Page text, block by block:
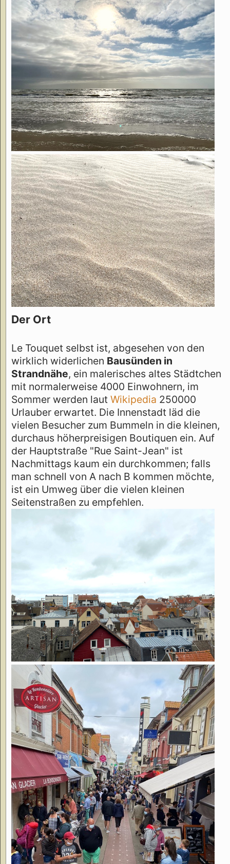
Der Ort
Le Touquet selbst ist, abgesehen von den
wirklich widerlichen Bausünden in
Strandnähe, ein malerisches altes Städtchen
mit normalerweise 4000 Einwohnern, im
Sommer werden laut Wikipedia 250000
Urlauber erwartet. Die Innenstadt läd die
vielen Besucher zum Bummeln in die kleinen,
durchaus höherpreisigen Boutiquen ein. Auf
der Hauptstraße "Rue Saint-Jean" ist
Nachmittags kaum ein durchkommen; falls
man schnell von A nach B kommen möchte,
ist ein Umweg über die vielen kleinen
Seitenstraßen zu empfehlen.